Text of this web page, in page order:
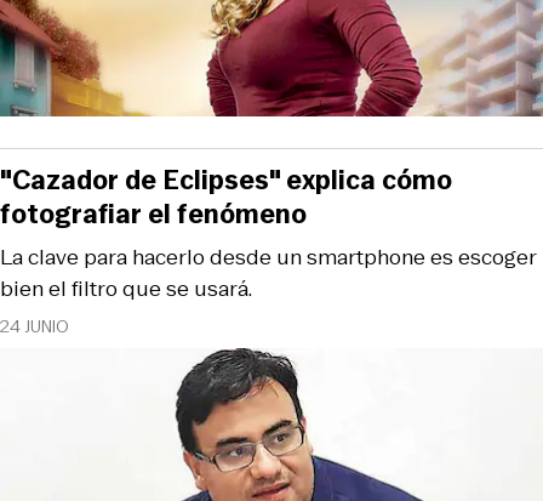
24 JUNIO
La clave para hacerlo desde un smartphone es escoger
bien el filtro que se usará.
"Cazador de Eclipses" explica cómo
fotografiar el fenómeno